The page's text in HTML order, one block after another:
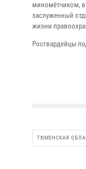
миномётчиком, в
заслуженный
жизни
Росгвардейцы
ТЮМЕНСКАЯ